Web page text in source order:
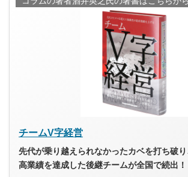
チームV字経営
先代が乗り越えられなかったカベを打ち破
高業績を達成した後継チームが全国で続出！